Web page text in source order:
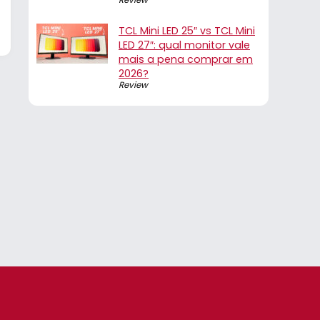
TCL Mini LED 25″ vs TCL Mini
LED 27″: qual monitor vale
mais a pena comprar em
2026?
Review